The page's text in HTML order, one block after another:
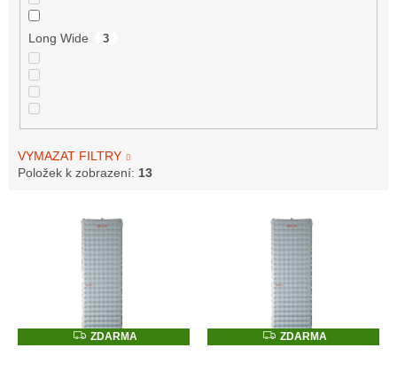
Long Wide 3
VYMAZAT FILTRY
Položek k zobrazení: 13
Z
D
ZDARMA
Z
D
ZDARMA